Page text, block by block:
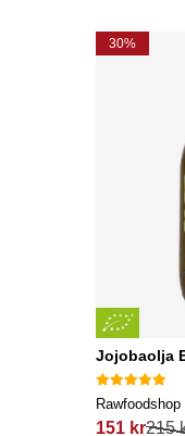
30%
Jojobaolja
Rawfoodshop
151 kr215